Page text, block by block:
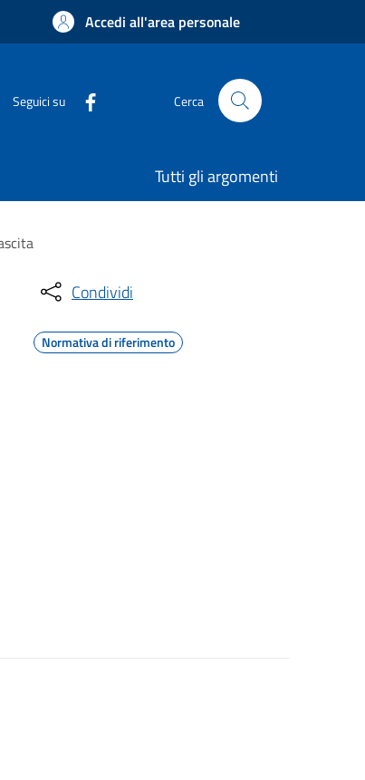
Accedi all'area personale
Seguici su Cerca
Tutti gli argomenti
Condividi
Normativa di riferimento